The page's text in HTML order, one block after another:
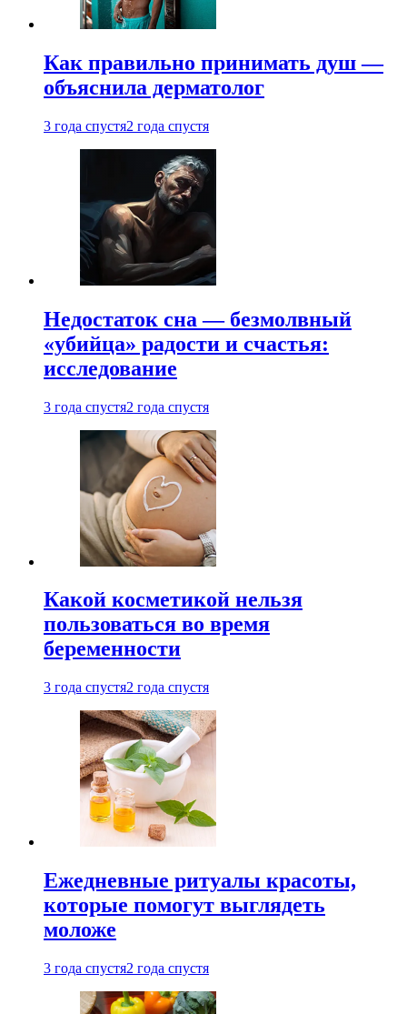
Как правильно принимать душ —
объяснила дерматолог
3 года спустя2 года спустя
Недостаток сна — безмолвный
«убийца» радости и счастья:
исследование
3 года спустя2 года спустя
Какой косметикой нельзя
пользоваться во время
беременности
3 года спустя2 года спустя
Ежедневные ритуалы красоты,
которые помогут выглядеть
моложе
3 года спустя2 года спустя